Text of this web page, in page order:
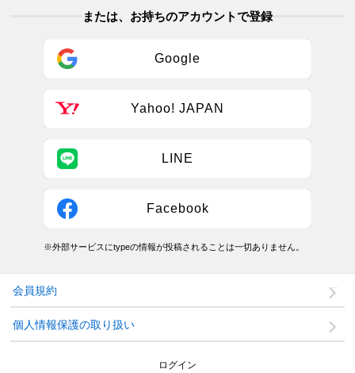
または、お持ちのアカウントで登録
Google
Yahoo! JAPAN
LINE
Facebook
※外部サービスにtypeの情報が投稿されることは一切ありません。
会員規約
個人情報保護の取り扱い
ログイン